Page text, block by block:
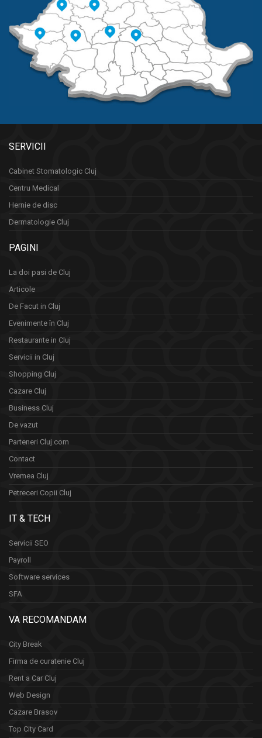
SERVICII
Cabinet Stomatologic Cluj
Centru Medical
Hernie de disc
Dermatologie Cluj
PAGINI
La doi pasi de Cluj
Articole
De Facut in Cluj
Evenimente în Cluj
Restaurante in Cluj
Servicii in Cluj
Shopping Cluj
Cazare Cluj
Business Cluj
De vazut
Parteneri Cluj.com
Contact
Vremea Cluj
Petreceri Copii Cluj
IT & TECH
Servicii SEO
Payroll
Software services
SFA
VA RECOMANDAM
City Break
Firma de curatenie Cluj
Rent a Car Cluj
Web Design
Cazare Brasov
Top City Card